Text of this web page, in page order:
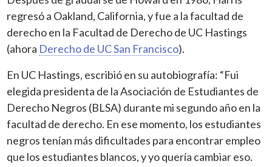
regresó a Oakland, California, y fue a la facultad de
derecho en la Facultad de Derecho de UC Hastings
(ahora Derecho de UC San Francisco).
En UC Hastings, escribió en su autobiografía: “Fui
elegida presidenta de la Asociación de Estudiantes de
Derecho Negros (BLSA) durante mi segundo año en la
facultad de derecho. En ese momento, los estudiantes
negros tenían más dificultades para encontrar empleo
que los estudiantes blancos, y yo quería cambiar eso.